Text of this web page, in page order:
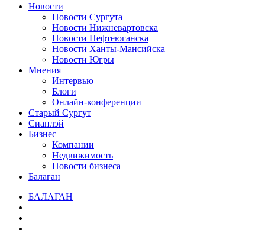
Новости
Новости Сургута
Новости Нижневартовска
Новости Нефтеюганска
Новости Ханты-Мансийска
Новости Югры
Мнения
Интервью
Блоги
Онлайн-конференции
Старый Сургут
Сиаплэй
Бизнес
Компании
Недвижимость
Новости бизнеса
Балаган
БАЛАГАН